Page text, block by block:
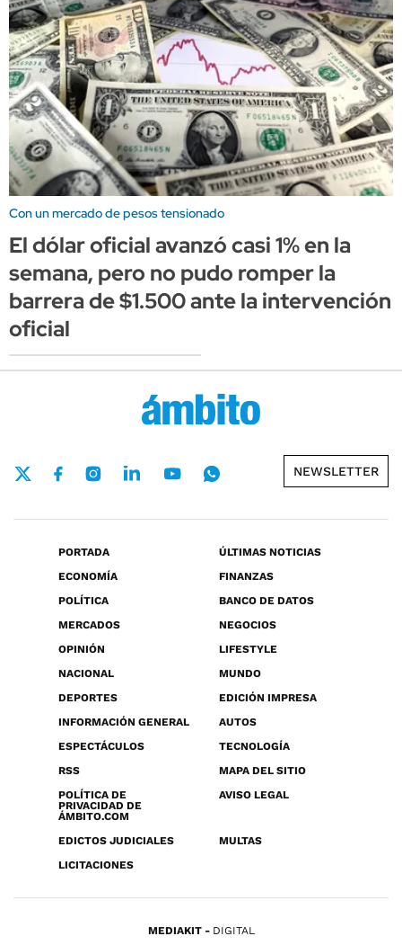
Con un mercado de pesos tensionado
El dólar oficial avanzó casi 1% en la
semana, pero no pudo romper la
barrera de $1.500 ante la intervención
oficial
NEWSLETTER
PORTADA
ÚLTIMAS NOTICIAS
ECONOMÍA
FINANZAS
POLÍTICA
BANCO DE DATOS
MERCADOS
NEGOCIOS
OPINIÓN
LIFESTYLE
NACIONAL
MUNDO
DEPORTES
EDICIÓN IMPRESA
INFORMACIÓN GENERAL
AUTOS
ESPECTÁCULOS
TECNOLOGÍA
RSS
MAPA DEL SITIO
POLÍTICA DE
PRIVACIDAD DE
ÁMBITO.COM
AVISO LEGAL
EDICTOS JUDICIALES
MULTAS
LICITACIONES
MEDIAKIT DIGITAL